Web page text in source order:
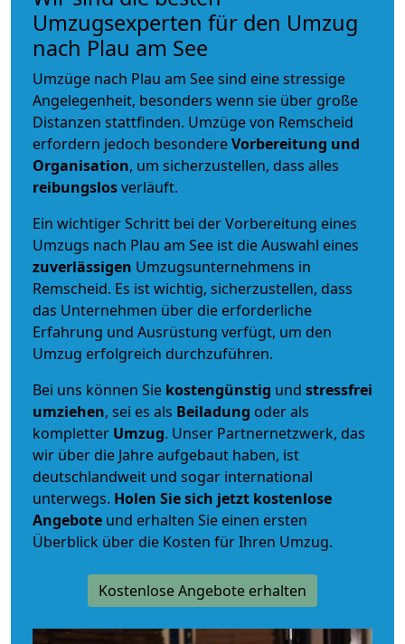
Umzugsexperten für den Umzug
nach Plau am See
Umzüge nach Plau am See sind eine stressige
Angelegenheit, besonders wenn sie über große
Distanzen stattfinden. Umzüge von Remscheid
erfordern jedoch besondereVorbereitung und
Organisation, um sicherzustellen, dass alles
reibungslosverläuft.
Ein wichtiger Schritt bei der Vorbereitung eines
Umzugs nach Plau am See ist die Auswahl eines
zuverlässigen Umzugsunternehmens in
Remscheid. Es ist wichtig, sicherzustellen, dass
das Unternehmen über die erforderliche
Erfahrung und Ausrüstung verfügt, um den
Umzug erfolgreich durchzuführen.
Bei uns können Sie kostengünstig und stressfrei
umziehen, sei es als Beiladung oder als
kompletter Umzug. Unser Partnernetzwerk, das
wir über die Jahre aufgebaut haben, ist
deutschlandweit und sogar international
unterwegs. Holen Sie sich jetzt kostenlose
Angebote und erhalten Sie einen ersten
Überblick über die Kosten für Ihren Umzug.
Kostenlose Angebote erhalten